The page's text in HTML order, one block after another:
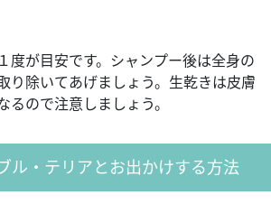
度が目安です。シャンプー後は全身の
り除いてあげましょう。生乾きは皮膚
るので注意しましょう。
ル・テリアとお出かけする方法